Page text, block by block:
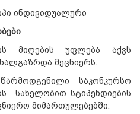
ინდივიდუალური
მიღების უფლება აქვს
მეცნიერს.
საკონკურსო
სახელობით სტიპენდიების
მიმართულებებში: